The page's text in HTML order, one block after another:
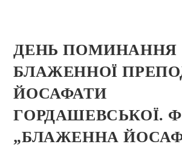
ДЕНЬ ПОМИНАННЯ
БЛАЖЕННОЇ
ЙОСАФАТИ
ГОРДАШЕВСЬКОЇ.
„БЛАЖЕННА